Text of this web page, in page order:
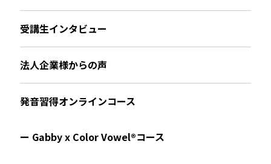
受講生インタビュー
法人企業様からの声
発音習得オンラインコース
ー Gabby x Color Vowel®︎コース